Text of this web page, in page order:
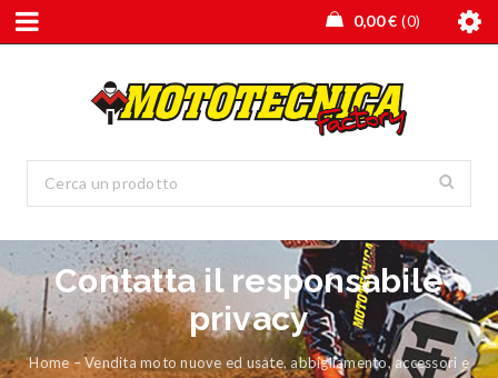
0,00€ 0
Contatta il responsabile
privacy
Home – Vendita moto nuove ed usate, abbigliamento, accessori e